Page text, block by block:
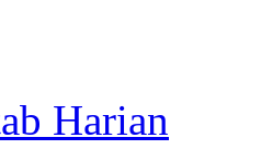
Harian